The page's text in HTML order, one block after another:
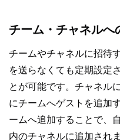
チーム・チャネルへ
チームやチャネルに招待
を送らなくても定期設定
とが可能です。チャネル
にチームへゲストを追加
ームへ追加することで、
内のチャネルに追加され